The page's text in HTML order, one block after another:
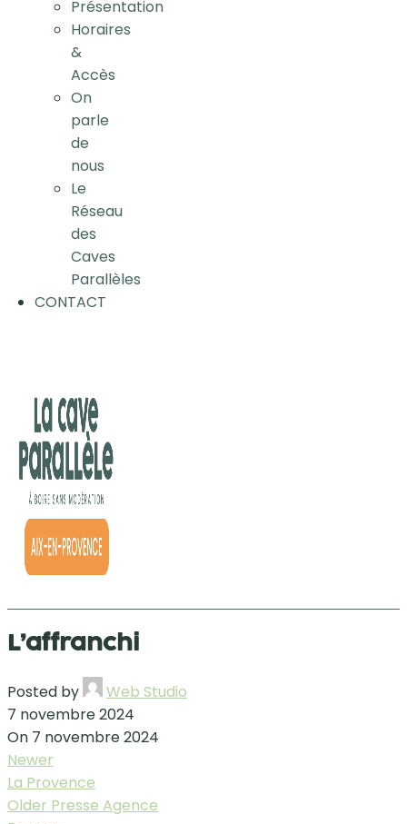
Présentation
Horaires
&
Accès
On
parle
de
nous
Le
Réseau
des
Caves
Parallèles
CONTACT
L’affranchi
Posted by
Web Studio
7 novembre 2024
On 7 novembre 2024
Newer
La Provence
Older Presse Agence